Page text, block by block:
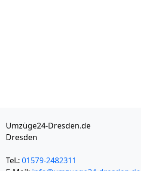
Umzüge24-Dresden.de
Dresden
Tel.: 01579-2482311